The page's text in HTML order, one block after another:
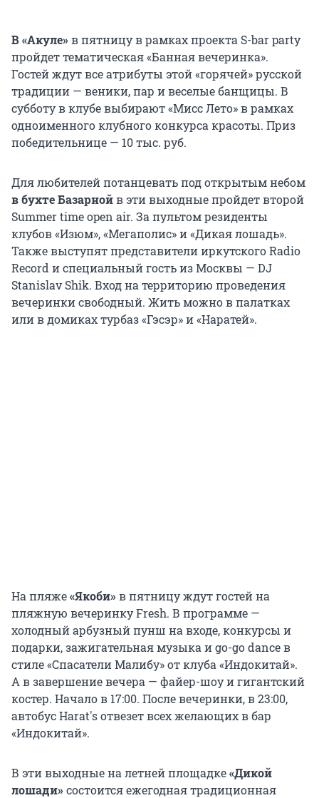
В «Акуле»в пятницу в рамках проекта S-bar party
пройдет тематическая «Банная вечеринка».
Гостей ждут все атрибуты этой «горячей» русской
традиции — веники, пар и веселые банщицы. В
субботу в клубе выбирают «Мисс Лето» в рамках
одноименного клубного конкурса красоты. Приз
победительнице — 10 тыс. руб.
Для любителей потанцевать под открытым небом
в бухте Базарнойв эти выходные пройдет второй
Summer time open air. За пультом резиденты
клубов «Изюм», «Мегаполис» и «Дикая лошадь».
Также выступят представители иркутского Radio
Record и специальный гость из Москвы — DJ
Stanislav Shik. Вход на территорию проведения
вечеринки свободный. Жить можно в палатках
или в домиках турбаз «Гэсэр» и «Наратей».
На пляже«Якоби»в пятницу ждут гостей на
пляжную вечеринку Fresh. В программе —
холодный арбузный пунш на входе, конкурсы и
подарки, зажигательная музыка и go-go dance в
стиле «Спасатели Малибу» от клуба «Индокитай».
А в завершение вечера — файер-шоу и гигантский
костер. Начало в 17:00. После вечеринки, в 23:00,
автобус Harat's отвезет всех желающих в бар
«Индокитай».
В эти выходные на летней площадке«Дикой
лошади»состоится ежегодная традиционная